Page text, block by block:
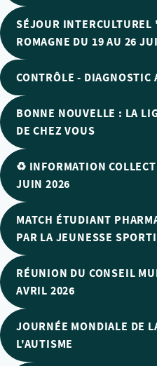
SÉJOUR
ROMAGNE DU 19 AU 26
CONTRÔLE - DIAGNOSTIC
BONNE NOUVELLE : LA
DE CHEZ VOUS
♻️ INFORMATION
JUIN 2026
MATCH ÉTUDIANT
PAR LA JEUNESSE
RÉUNION DU CONSEIL
AVRIL 2026
JOURNÉE MONDIALE DE
L'AUTISME